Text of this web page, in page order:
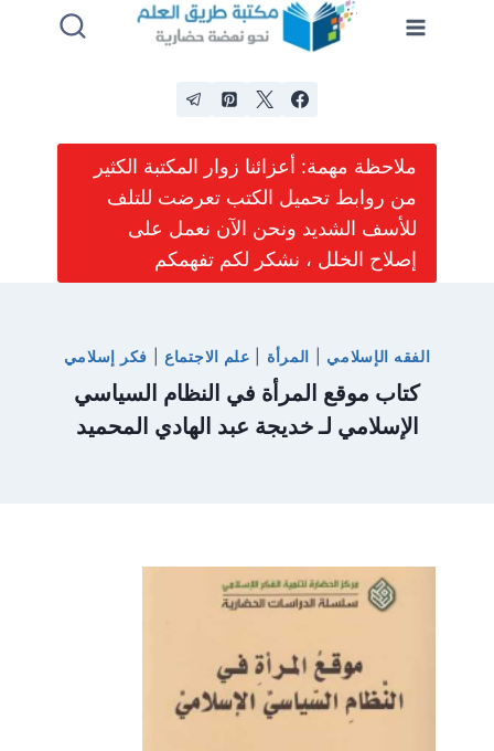
ملاحظة مهمة: أعزائنا زوار المكتبة الكثير
من روابط تحميل الكتب تعرضت للتلف
للأسف الشديد ونحن الآن نعمل على
إصلاح الخلل ، نشكر لكم تفهمكم
الفقه الإسلامي المرأة علم الاجتماع فكر إسلامي
كتاب موقع المرأة في النظام السياسي
الإسلامي لـ خديجة عبد الهادي المحميد